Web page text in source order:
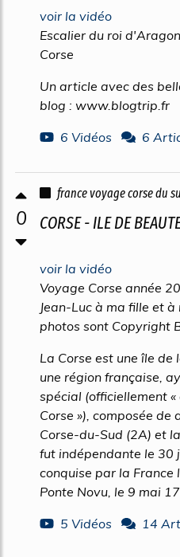
voir la vidéo
Escalier du roi
Corse
Un article avec des
blog : www.blogtrip.fr
6 Vidéos
6
0
france voyage corse du
CORSE - ILE DE
voir la vidéo
Voyage Corse année
Jean-Luc à ma fille et
photos sont Copyright
La Corse est une île
une région française,
spécial (officiellement
Corse »), composée
Corse-du-Sud (2A) et
fut indépendante le 30
conquise par la
Ponte Novu, le 9 mai
5 Vidéos
14